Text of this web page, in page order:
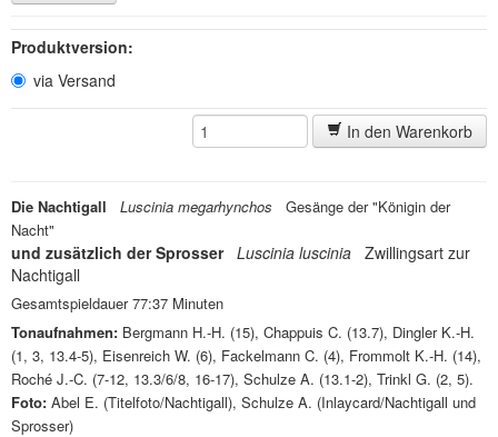
Produktversion:
via Versand
In den Warenkorb
Die Nachtigall Luscinia megarhynchos Gesänge der "Königin der
Nacht"
und zusätzlich der Sprosser Luscinia luscinia Zwillingsart zur
Nachtigall
Gesamtspieldauer 77:37 Minuten
Tonaufnahmen: Bergmann H.-H. (15), Chappuis C. (13.7), Dingler K.-H.
(1, 3, 13.4-5), Eisenreich W. (6), Fackelmann C. (4), Frommolt K.-H. (14),
Roché J.-C. (7-12, 13.3/6/8, 16-17), Schulze A. (13.1-2), Trinkl G. (2, 5).
Foto: Abel E. (Titelfoto/Nachtigall), Schulze A. (Inlaycard/Nachtigall und
Sprosser)